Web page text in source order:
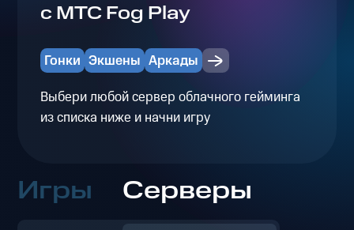
с МТС Fog Play
Гонки Экшены Аркады
Выбери любой сервер облачного гейминга
из списка ниже и начни игру
Игры Серверы